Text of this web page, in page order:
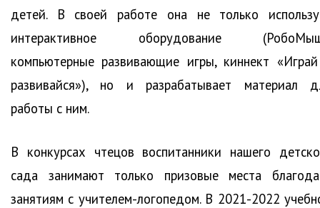
детей. В своей работе она не только
интерактивное оборудование
компьютерные развивающие игры, киннект
развивайся»), но и разрабатывает материал
работы с ним.
В конкурсах чтецов воспитанники нашего
сада занимают только призовые места
занятиям с учителем-логопедом. В 2021-2022